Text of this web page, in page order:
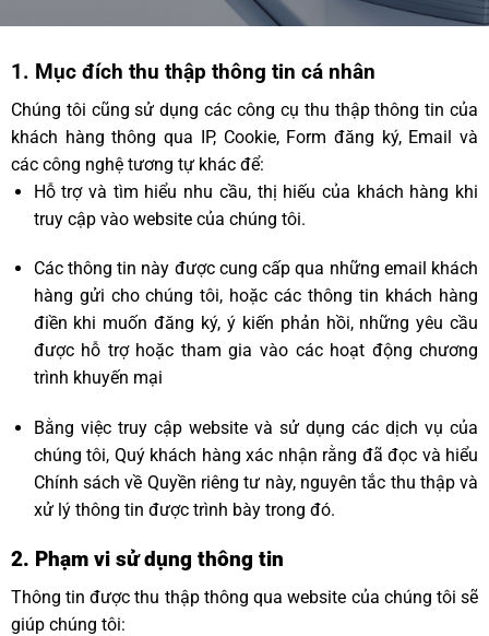
1. Mục đích thu thập thông tin cá nhân
Chúng tôi cũng sử dụng các công cụ thu thập thông tin của
khách hàng thông qua IP, Cookie, Form đăng ký, Email và
các công nghệ tương tự khác để:
Hỗ trợ và tìm hiểu nhu cầu, thị hiếu của khách hàng khi
truy cập vào website của chúng tôi.
Các thông tin này được cung cấp qua những email khách
hàng gửi cho chúng tôi, hoặc các thông tin khách hàng
điền khi muốn đăng ký, ý kiến phản hồi, những yêu cầu
được hỗ trợ hoặc tham gia vào các hoạt động chương
trình khuyến mại
Bằng việc truy cập website và sử dụng các dịch vụ của
chúng tôi, Quý khách hàng xác nhận rằng đã đọc và hiểu
Chính sách về Quyền riêng tư này, nguyên tắc thu thập và
xử lý thông tin được trình bày trong đó.
2. Phạm vi sử dụng thông tin
Thông tin được thu thập thông qua website của chúng tôi sẽ
giúp chúng tôi: